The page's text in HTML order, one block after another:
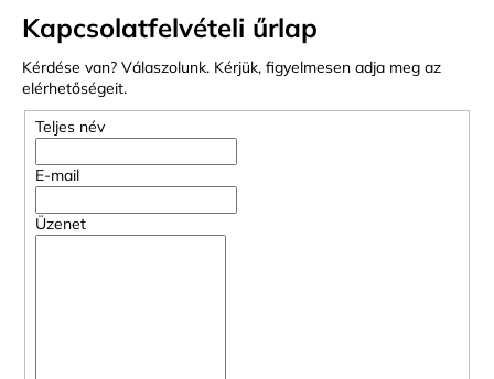
Kapcsolatfelvételi űrlap
Kérdése van? Válaszolunk. Kérjük, figyelmesen adja meg az
elérhetőségeit.
Teljes név
E-mail
Üzenet
A
j
á
n
l